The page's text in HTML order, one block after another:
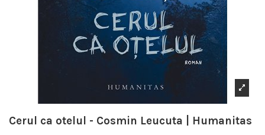
Cerul ca otelul - Cosmin Leucuta | Humanitas